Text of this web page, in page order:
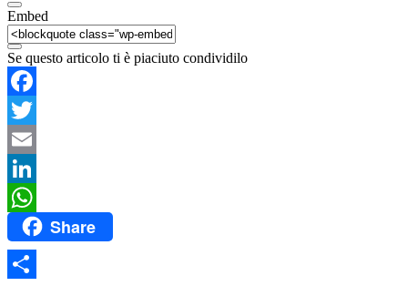
Embed
Se questo articolo ti è piaciuto condividilo
Facebook
Twitter
Email
LinkedIn
WhatsAppShare